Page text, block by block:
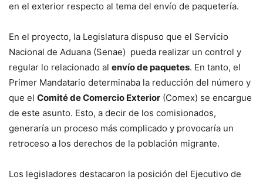
en el exterior respecto al tema del envío de paquetería.
En el proyecto, la Legislatura dispuso que el Servicio
Nacional de Aduana (Senae) pueda realizar un control y
regular lo relacionado al envío de paquetes. En tanto, el
Primer Mandatario determinaba la reducción del número y
que el Comité de Comercio Exterior (Comex) se encargue
de este asunto. Esto, a decir de los comisionados,
generaría un proceso más complicado y provocaría un
retroceso a los derechos de la población migrante.
Los legisladores destacaron la posición del Ejecutivo de